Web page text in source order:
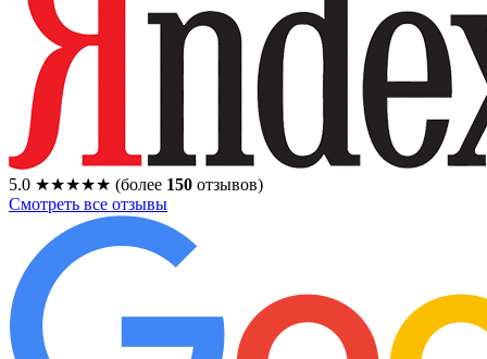
5.0 ★★★★★ (более 150 отзывов)
Смотреть все отзывы